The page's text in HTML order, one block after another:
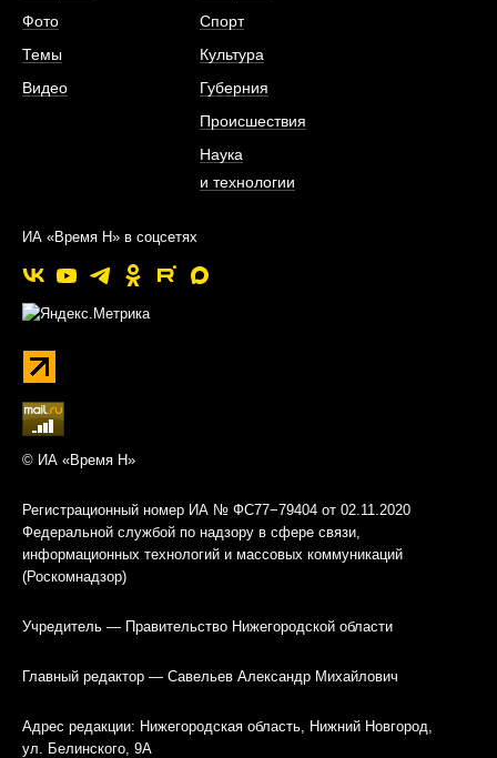
Фото
Темы
Видео
Спорт
Культура
Губерния
Происшествия
Наука
и технологии
ИА «Время Н» в соцсетях
© ИА «Время Н»
Регистрационный номер ИА № ФС77−79404 от 02.11.2020
Федеральной службой по надзору в сфере связи,
информационных технологий и массовых коммуникаций
(Роскомнадзор)
Учредитель — Правительство Нижегородской области
Главный редактор — Савельев Александр Михайлович
Адрес редакции: Нижегородская область, Нижний Новгород,
ул. Белинского, 9А